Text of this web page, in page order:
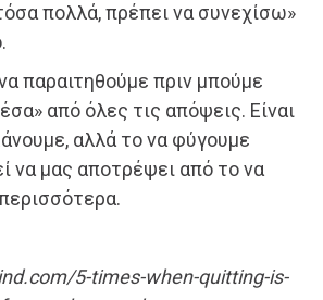
πολλά, πρέπει να συνεχίσω»
παραιτηθούμε πριν μπούμε
από όλες τις απόψεις. Είναι
αλλά το να φύγουμε
να μας αποτρέψει από το να
5-times-when-quitting-is-